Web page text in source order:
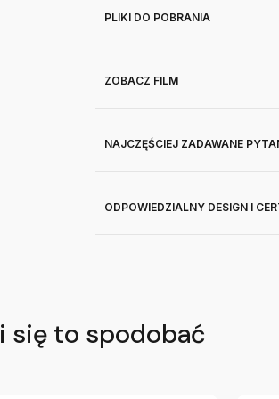
PLIKI DO POBRANIA
ZOBACZ FILM
NAJCZĘŚCIEJ ZADAWANE
ODPOWIEDZIALNY DESIGN I
się to spodobać